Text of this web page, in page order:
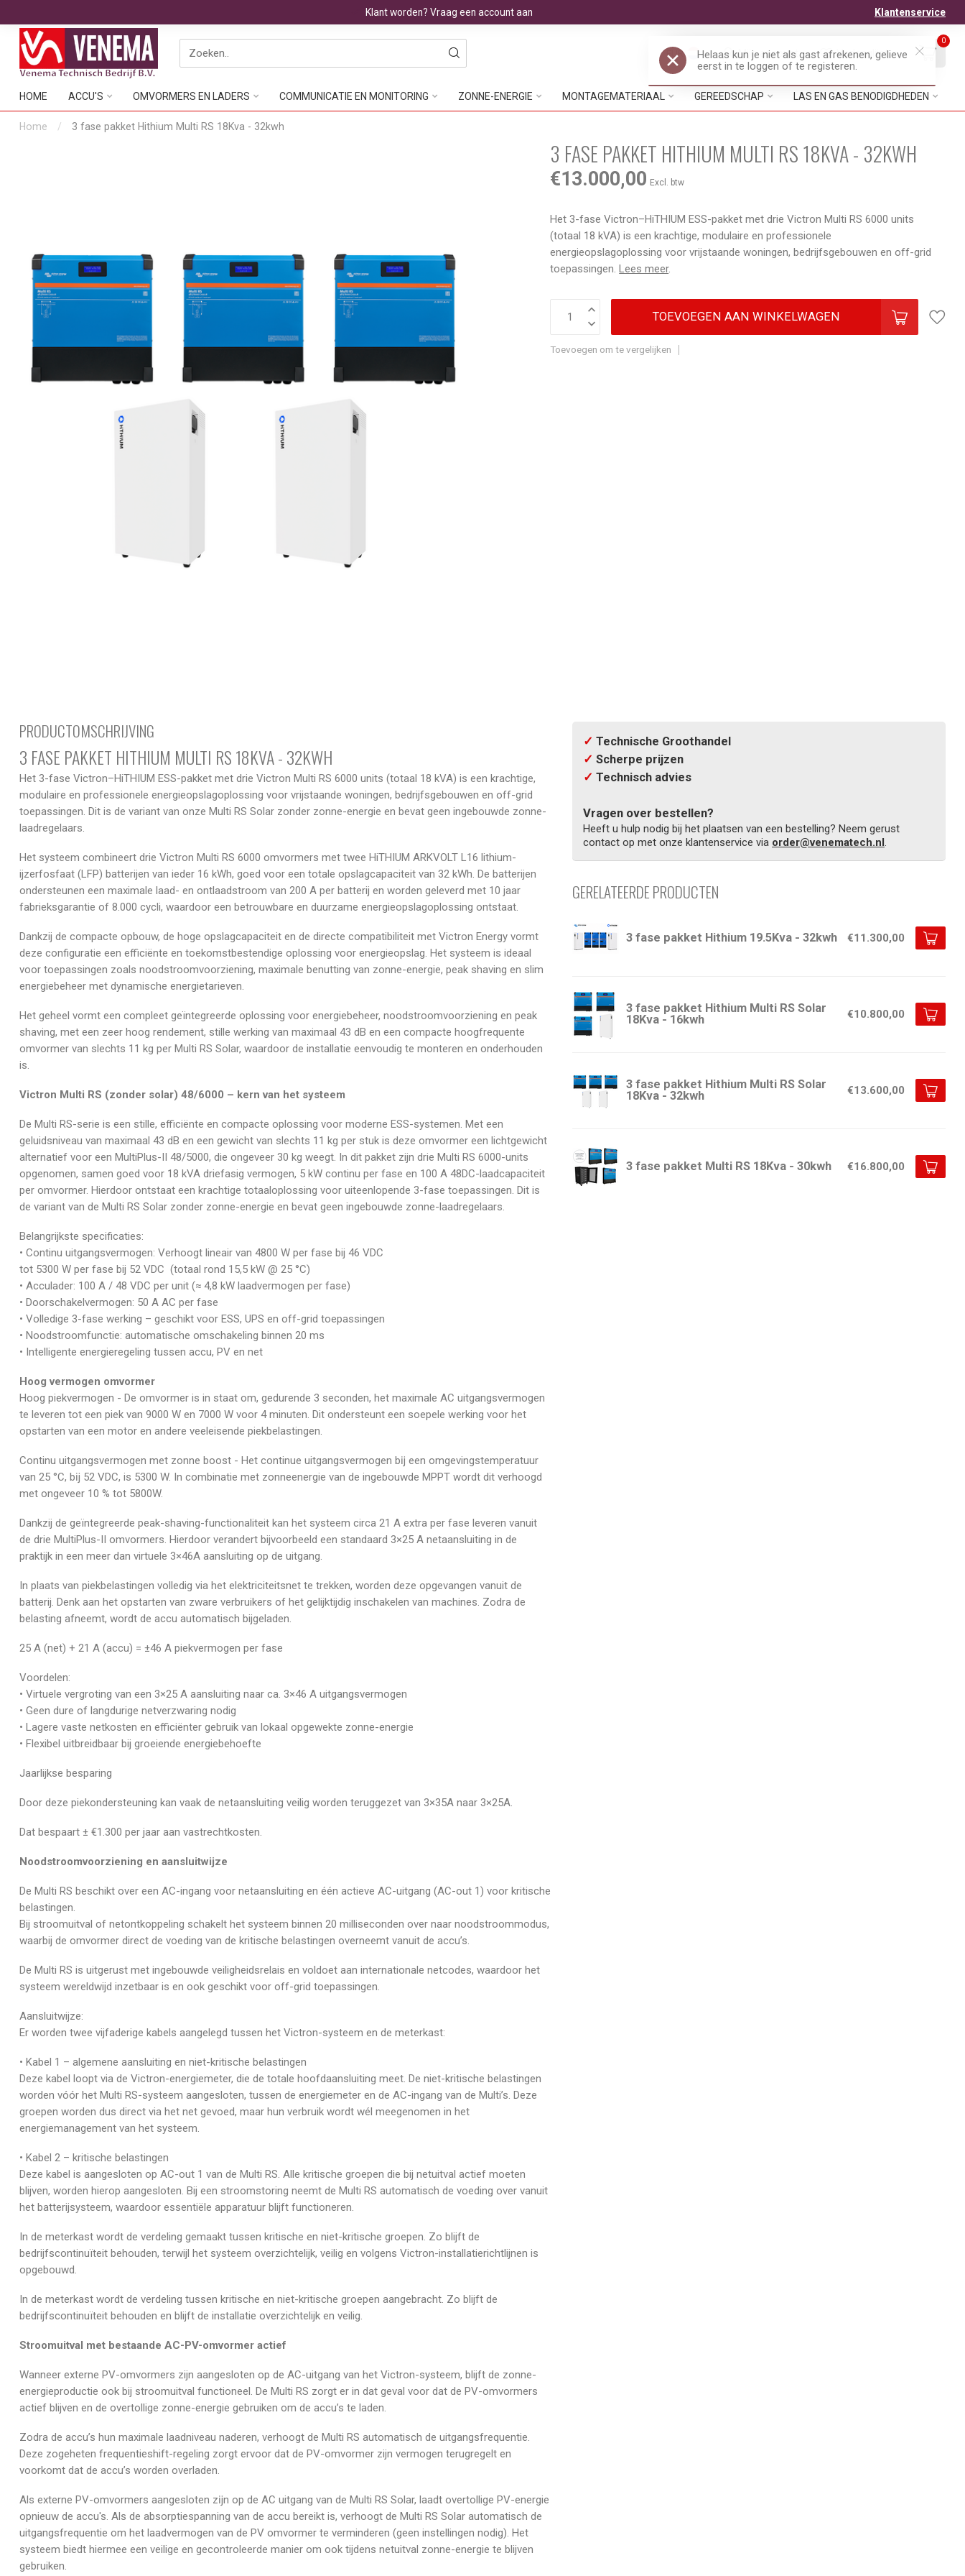
Klant worden? Vraag een account aan Klantenservice
EUR Mijn account Verlanglijst
0
HOME ACCU'S OMVORMERS EN LADERS COMMUNICATIE EN MONITORING ZONNE-ENERGIE MONTAGEMATERIAAL GEREEDSCHAP LAS EN GAS BENODIGDHEDEN
Home / 3 fase pakket Hithium Multi RS 18Kva - 32kwh
3 FASE PAKKET HITHIUM MULTI RS 18KVA - 32KWH
€13.000,00 Excl. btw
Het 3-fase Victron–HiTHIUM ESS-pakket met drie Victron Multi RS 6000 units
(totaal 18 kVA) is een krachtige, modulaire en professionele
energieopslagoplossing voor vrijstaande woningen, bedrijfsgebouwen en off-grid
toepassingen.Lees meer.
TOEVOEGEN AAN WINKELWAGEN
Toevoegen om te vergelijken
PRODUCTOMSCHRIJVING
3 FASE PAKKET HITHIUM MULTI RS 18KVA - 32KWH
Het 3-fase Victron–HiTHIUM ESS-pakket met drie Victron Multi RS 6000 units (totaal 18 kVA) is een krachtige,
modulaire en professionele energieopslagoplossing voor vrijstaande woningen, bedrijfsgebouwen en off-grid
toepassingen. Dit is de variant van onze Multi RS Solar zonder zonne-energie en bevat geen ingebouwde zonne-
laadregelaars.
Het systeem combineert drie Victron Multi RS 6000 omvormers met twee HiTHIUM ARKVOLT L16 lithium-
ijzerfosfaat (LFP) batterijen van ieder 16 kWh, goed voor een totale opslagcapaciteit van 32 kWh. De batterijen
ondersteunen een maximale laad- en ontlaadstroom van 200 A per batterij en worden geleverd met 10 jaar
fabrieksgarantie of 8.000 cycli, waardoor een betrouwbare en duurzame energieopslagoplossing ontstaat.
Dankzij de compacte opbouw, de hoge opslagcapaciteit en de directe compatibiliteit met Victron Energy vormt
deze configuratie een efficiënte en toekomstbestendige oplossing voor energieopslag. Het systeem is ideaal
voor toepassingen zoals noodstroomvoorziening, maximale benutting van zonne-energie, peak shaving en slim
energiebeheer met dynamische energietarieven.
Het geheel vormt een compleet geïntegreerde oplossing voor energiebeheer, noodstroomvoorziening en peak
shaving, met een zeer hoog rendement, stille werking van maximaal 43 dB en een compacte hoogfrequente
omvormer van slechts 11 kg per Multi RS Solar, waardoor de installatie eenvoudig te monteren en onderhouden
is.
Victron Multi RS (zonder solar) 48/6000 – kern van het systeem
De Multi RS-serie is een stille, efficiënte en compacte oplossing voor moderne ESS-systemen. Met een
geluidsniveau van maximaal 43 dB en een gewicht van slechts 11 kg per stuk is deze omvormer een lichtgewicht
alternatief voor een MultiPlus-II 48/5000, die ongeveer 30 kg weegt. In dit pakket zijn drie Multi RS 6000-units
opgenomen, samen goed voor 18 kVA driefasig vermogen, 5 kW continu per fase en 100 A 48DC-laadcapaciteit
per omvormer. Hierdoor ontstaat een krachtige totaaloplossing voor uiteenlopende 3-fase toepassingen. Dit is
de variant van de Multi RS Solar zonder zonne-energie en bevat geen ingebouwde zonne-laadregelaars.
Belangrijkste specificaties:
• Continu uitgangsvermogen: Verhoogt lineair van 4800 W per fase bij 46 VDC
tot 5300 W per fase bij 52 VDC (totaal rond 15,5 kW @ 25 °C)
• Acculader: 100 A / 48 VDC per unit (≈ 4,8 kW laadvermogen per fase)
• Doorschakelvermogen: 50 A AC per fase
• Volledige 3-fase werking – geschikt voor ESS, UPS en off-grid toepassingen
• Noodstroomfunctie: automatische omschakeling binnen 20 ms
• Intelligente energieregeling tussen accu, PV en net
Hoog vermogen omvormer
Hoog piekvermogen - De omvormer is in staat om, gedurende 3 seconden, het maximale AC uitgangsvermogen
te leveren tot een piek van 9000 W en 7000 W voor 4 minuten. Dit ondersteunt een soepele werking voor het
opstarten van een motor en andere veeleisende piekbelastingen.
Continu uitgangsvermogen met zonne boost - Het continue uitgangsvermogen bĳ een omgevingstemperatuur
van 25 °C, bĳ 52 VDC, is 5300 W. In combinatie met zonneenergie van de ingebouwde MPPT wordt dit verhoogd
met ongeveer 10 % tot 5800W.
Dankzij de geïntegreerde peak-shaving-functionaliteit kan het systeem circa 21 A extra per fase leveren vanuit
de drie MultiPlus-II omvormers. Hierdoor verandert bijvoorbeeld een standaard 3×25 A netaansluiting in de
praktijk in een meer dan virtuele 3×46A aansluiting op de uitgang.
In plaats van piekbelastingen volledig via het elektriciteitsnet te trekken, worden deze opgevangen vanuit de
batterij. Denk aan het opstarten van zware verbruikers of het gelijktijdig inschakelen van machines. Zodra de
belasting afneemt, wordt de accu automatisch bijgeladen.
25 A (net) + 21 A (accu) = ±46 A piekvermogen per fase
Voordelen:
• Virtuele vergroting van een 3×25 A aansluiting naar ca. 3×46 A uitgangsvermogen
• Geen dure of langdurige netverzwaring nodig
• Lagere vaste netkosten en efficiënter gebruik van lokaal opgewekte zonne-energie
• Flexibel uitbreidbaar bij groeiende energiebehoefte
Jaarlijkse besparing
Door deze piekondersteuning kan vaak de netaansluiting veilig worden teruggezet van 3×35A naar 3×25A.
Dat bespaart ± €1.300 per jaar aan vastrechtkosten.
Noodstroomvoorziening en aansluitwijze
De Multi RS beschikt over een AC-ingang voor netaansluiting en één actieve AC-uitgang (AC-out 1) voor kritische
belastingen.
Bij stroomuitval of netontkoppeling schakelt het systeem binnen 20 milliseconden over naar noodstroommodus,
waarbij de omvormer direct de voeding van de kritische belastingen overneemt vanuit de accu’s.
De Multi RS is uitgerust met ingebouwde veiligheidsrelais en voldoet aan internationale netcodes, waardoor het
systeem wereldwijd inzetbaar is en ook geschikt voor off-grid toepassingen.
Aansluitwijze:
Er worden twee vijfaderige kabels aangelegd tussen het Victron-systeem en de meterkast:
• Kabel 1 – algemene aansluiting en niet-kritische belastingen
Deze kabel loopt via de Victron-energiemeter, die de totale hoofdaansluiting meet. De niet-kritische belastingen
worden vóór het Multi RS-systeem aangesloten, tussen de energiemeter en de AC-ingang van de Multi’s. Deze
groepen worden dus direct via het net gevoed, maar hun verbruik wordt wél meegenomen in het
energiemanagement van het systeem.
• Kabel 2 – kritische belastingen
Deze kabel is aangesloten op AC-out 1 van de Multi RS. Alle kritische groepen die bij netuitval actief moeten
blijven, worden hierop aangesloten. Bij een stroomstoring neemt de Multi RS automatisch de voeding over vanuit
het batterijsysteem, waardoor essentiële apparatuur blijft functioneren.
In de meterkast wordt de verdeling gemaakt tussen kritische en niet-kritische groepen. Zo blijft de
bedrijfscontinuïteit behouden, terwijl het systeem overzichtelijk, veilig en volgens Victron-installatierichtlijnen is
opgebouwd.
In de meterkast wordt de verdeling tussen kritische en niet-kritische groepen aangebracht. Zo blijft de
bedrijfscontinuïteit behouden en blijft de installatie overzichtelijk en veilig.
Stroomuitval met bestaande AC-PV-omvormer actief
Wanneer externe PV-omvormers zijn aangesloten op de AC-uitgang van het Victron-systeem, blijft de zonne-
energieproductie ook bij stroomuitval functioneel. De Multi RS zorgt er in dat geval voor dat de PV-omvormers
actief blijven en de overtollige zonne-energie gebruiken om de accu’s te laden.
Zodra de accu’s hun maximale laadniveau naderen, verhoogt de Multi RS automatisch de uitgangsfrequentie.
Deze zogeheten frequentieshift-regeling zorgt ervoor dat de PV-omvormer zijn vermogen terugregelt en
voorkomt dat de accu’s worden overladen.
Als externe PV-omvormers aangesloten zĳn op de AC uitgang van de Multi RS Solar, laadt overtollige PV-energie
opnieuw de accu's. Als de absorptiespanning van de accu bereikt is, verhoogt de Multi RS Solar automatisch de
uitgangsfrequentie om het laadvermogen van de PV omvormer te verminderen (geen instellingen nodig). Het
systeem biedt hiermee een veilige en gecontroleerde manier om ook tijdens netuitval zonne-energie te blijven
gebruiken.
✓ Technische Groothandel
✓ Scherpe prijzen
✓ Technisch advies
Vragen over bestellen?
Heeft u hulp nodig bij het plaatsen van een bestelling? Neem gerust
contact op met onze klantenservice via order@venematech.nl.
GERELATEERDE PRODUCTEN
3 fase pakket Hithium 19.5Kva - 32kwh €11.300,00
3 fase pakket Hithium Multi RS Solar
18Kva - 16kwh
€10.800,00
3 fase pakket Hithium Multi RS Solar
18Kva - 32kwh
€13.600,00
3 fase pakket Multi RS 18Kva - 30kwh €16.800,00